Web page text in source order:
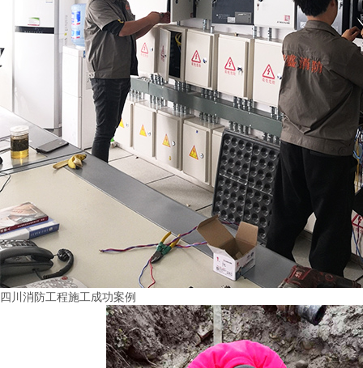
四川消防工程施工成功案例